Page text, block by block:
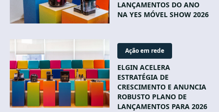
LANÇAMENTOS DO ANO
NA YES MÓVEL SHOW 2026
Ação em rede
ELGIN ACELERA
ESTRATÉGIA DE
CRESCIMENTO E ANUNCIA
ROBUSTO PLANO DE
LANÇAMENTOS PARA 2026